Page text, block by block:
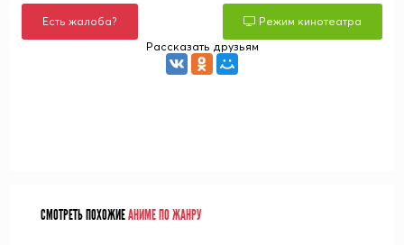
Есть жалоба?
Режим кинотеатра
Рассказать друзьям
СМОТРЕТЬ ПОХОЖИЕАНИМЕ ПО ЖАНРУ